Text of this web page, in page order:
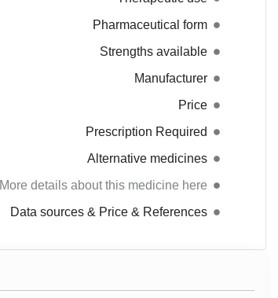
Pharmaceutical form
Strengths available
Manufacturer
Price
Prescription Required
Alternative medicines
More details about this medicine here
Data sources & Price & References